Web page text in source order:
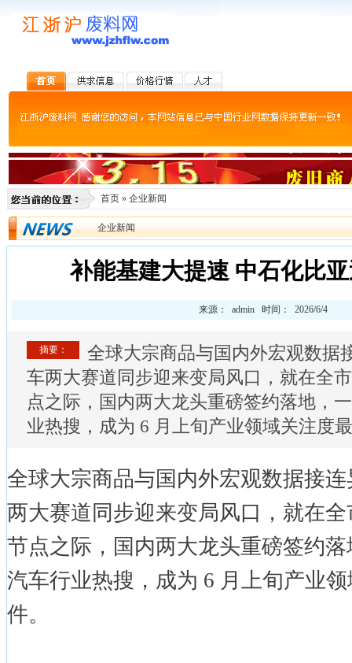
首页 » 企业新闻
企业新闻
补能基建大提速 中石化比
来源： admin 时间： 2026/6/4
摘要：
全球大宗商品与国内外宏观数据
车两大赛道同步迎来变局风口，就在全
点之际，国内两大龙头重磅签约落地，
业热搜，成为 6 月上旬产业领域关注度
全球大宗商品与国内外宏观数据接
两大赛道同步迎来变局风口，就在
节点之际，国内两大龙头重磅签约
汽车行业热搜，成为 6 月上旬产业
件。